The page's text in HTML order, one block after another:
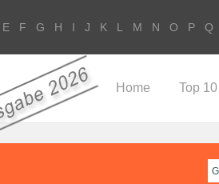
E F G H I J K L M N O P Q
Home Top 10